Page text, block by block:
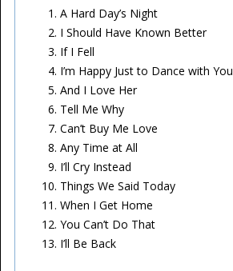
A Hard Day’s Night
I Should Have Known Better
If I Fell
I’m Happy Just to Dance with You
And I Love Her
Tell Me Why
Can’t Buy Me Love
Any Time at All
I’ll Cry Instead
Things We Said Today
When I Get Home
You Can’t Do That
I’ll Be Back